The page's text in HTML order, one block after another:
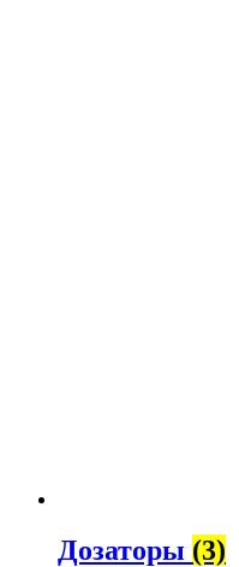
Дозаторы (3)